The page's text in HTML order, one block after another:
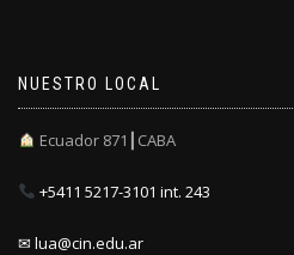
NUESTRO LOCAL
Ecuador 871┃CABA
+5411 5217-3101 int. 243
✉ lua@cin.edu.ar